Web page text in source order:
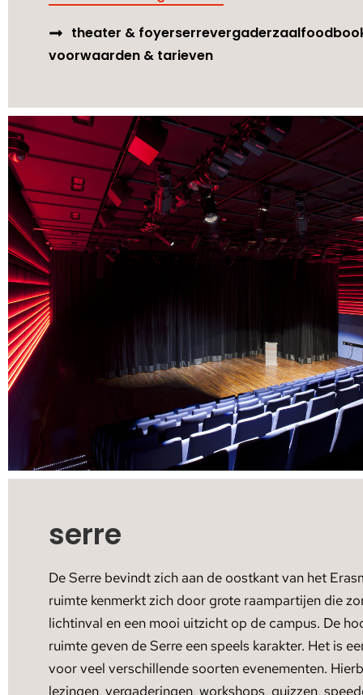
theater & foyerserrevergaderzaal
voorwaarden & tarieven
serre
De Serre bevindt zich aan de oostkant van het
ruimte kenmerkt zich door grote raampartijen die
lichtinval en een mooi uitzicht op de campus. De
ruimte geven de Serre een speels karakter. Het is
voor veel verschillende soorten evenementen.
lezingen, vergaderingen, workshops, quizzen,